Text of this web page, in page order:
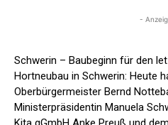
-
Schwerin – Baubeginn für den
Hortneubau in Schwerin: Heute
Oberbürgermeister Bernd
Ministerpräsidentin Manuela